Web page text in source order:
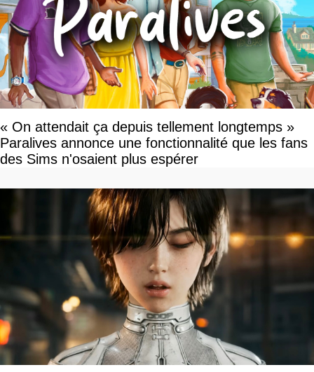
« On attendait ça depuis tellement longtemps »
Paralives annonce une fonctionnalité que les fans
des Sims n'osaient plus espérer